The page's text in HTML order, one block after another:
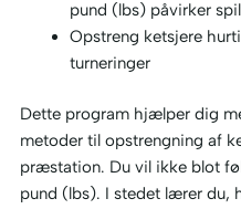
pund (lbs) påvirker
Opstreng ketsjere
turneringer
Dette program hjælper dig
metoder til opstrengning af
præstation. Du vil ikke blot
pund (lbs). I stedet lærer du,